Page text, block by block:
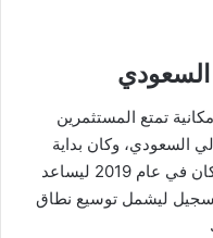
تمتع المستثمرين
السعودي، وكان بداية
البرنامج في عام 2015، والتعديل عليه كان في عام 2019 ليساعد
ليشمل توسيع نطاق